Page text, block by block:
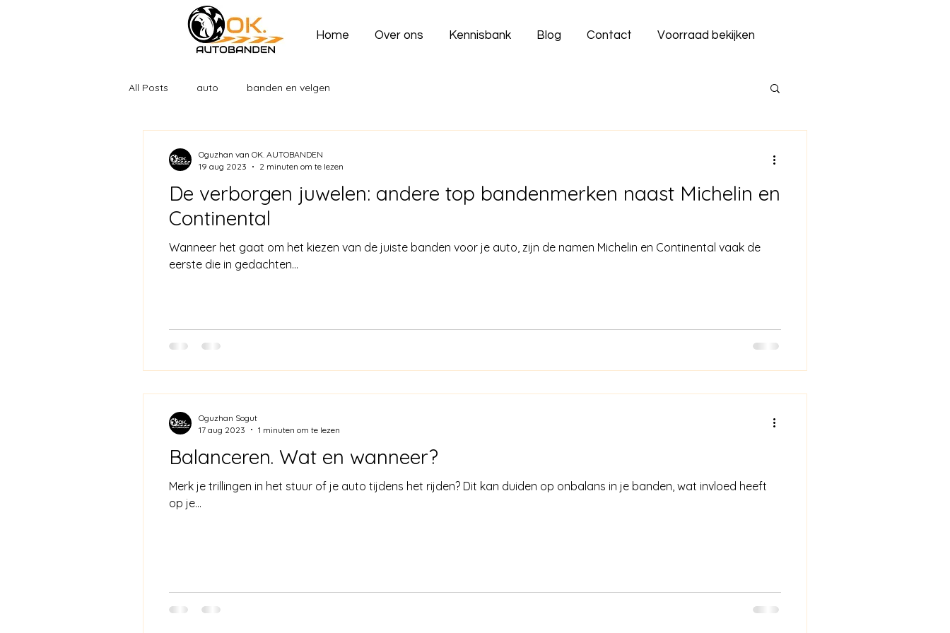
Home Over ons Kennisbank Blog Contact Voorraad bekijken
All Posts auto banden en velgen
De verborgen juwelen: andere top bandenmerken naast Michelin en
Continental
Wanneer het gaat om het kiezen van de juiste banden voor je auto, zijn de namen Michelin en Continental vaak de
eerste die in gedachten...
Oguzhan van OK. AUTOBANDEN
19 aug 2023
2 minuten om te lezen
Balanceren. Wat en wanneer?
Merk je trillingen in het stuur of je auto tijdens het rijden? Dit kan duiden op onbalans in je banden, wat invloed heeft
op je...
Oguzhan Sogut
17 aug 2023
1 minuten om te lezen